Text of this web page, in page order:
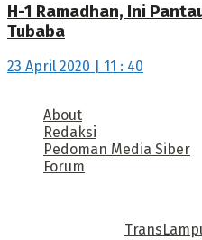
H-1 Ramadhan, Ini
Tubaba
23 April 2020 | 11 : 40
About
Redaksi
Pedoman Media Siber
Forum